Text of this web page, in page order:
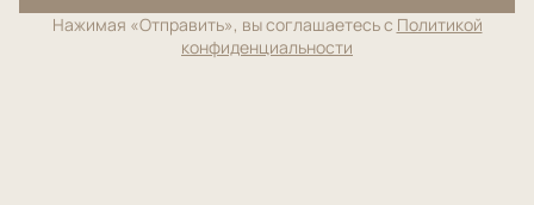
Нажимая «Отправить», вы соглашаетесь с Политикой
конфиденциальности